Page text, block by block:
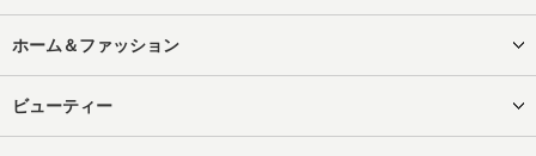
ホーム＆ファッション
ビューティー